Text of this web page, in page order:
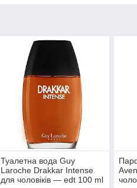
Туалетна вода Guy
Laroche Drakkar Intense
для чоловіків — edt 100 ml